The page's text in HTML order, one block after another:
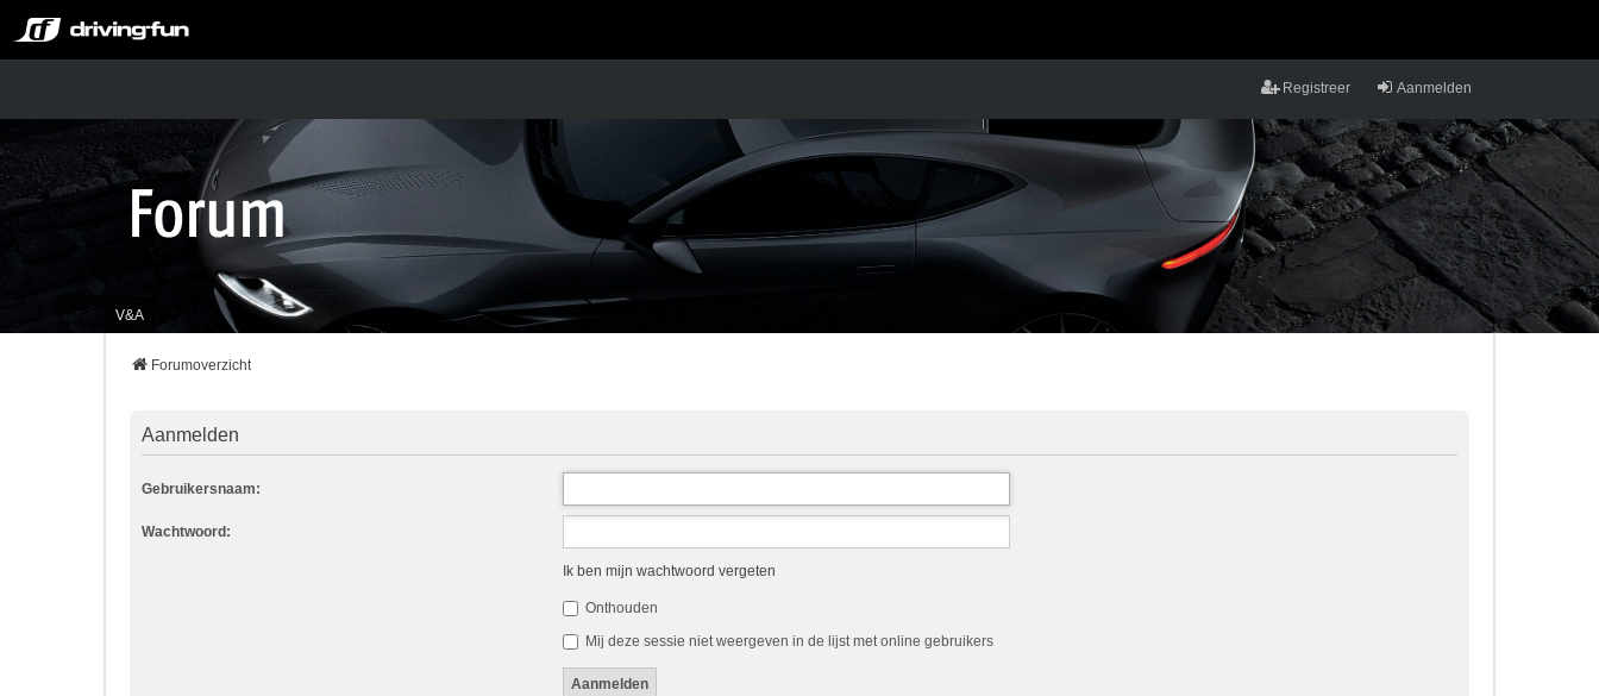
Aanmelden
Registreer
V&A
Forumoverzicht
Aanmelden
Gebruikersnaam:
Wachtwoord:
Ik ben mijn wachtwoord vergeten
Onthouden
Mij deze sessie niet weergeven in de lijst met online gebruikers